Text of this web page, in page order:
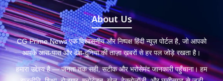
About Us
CG Prime News एक विश्वसनीय और निष्पक्ष हिंदी न्यूज़ पोर्टल है, जो आपको
आपके आस-पास और देश-दुनिया की ताज़ा ख़बरों से हर पल जोड़े रखता है।
हमारा उद्देश्य है — जनता तक सही, सटीक और भरोसेमंद जानकारी पहुँचाना। हम